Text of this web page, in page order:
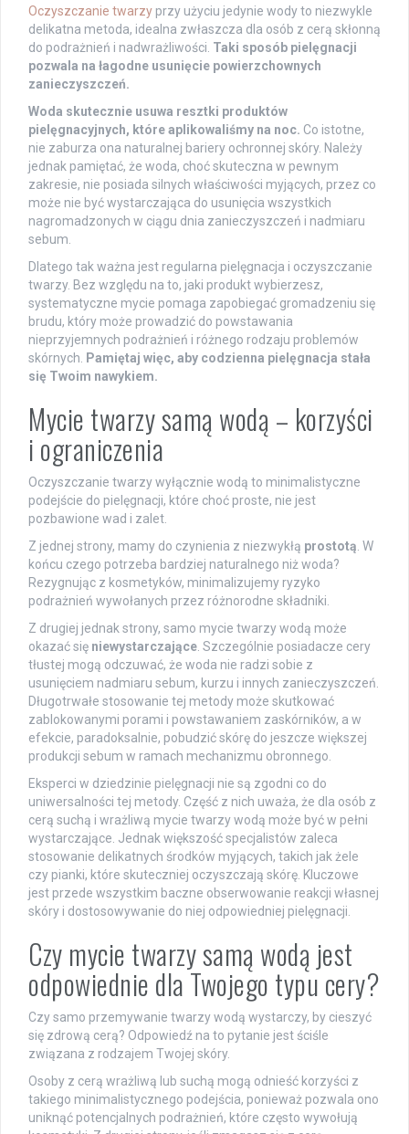
Oczyszczanie twarzy przy użyciu jedynie wody to niezwykle
delikatna metoda, idealna zwłaszcza dla osób z cerą skłonną
do podrażnień i nadwrażliwości. Taki sposób pielęgnacji
pozwala na łagodne usunięcie powierzchownych
zanieczyszczeń.
Woda skutecznie usuwa resztki produktów
pielęgnacyjnych, które aplikowaliśmy na noc. Co istotne,
nie zaburza ona naturalnej bariery ochronnej skóry. Należy
jednak pamiętać, że woda, choć skuteczna w pewnym
zakresie, nie posiada silnych właściwości myjących, przez co
może nie być wystarczająca do usunięcia wszystkich
nagromadzonych w ciągu dnia zanieczyszczeń i nadmiaru
sebum.
Dlatego tak ważna jest regularna pielęgnacja i oczyszczanie
twarzy. Bez względu na to, jaki produkt wybierzesz,
systematyczne mycie pomaga zapobiegać gromadzeniu się
brudu, który może prowadzić do powstawania
nieprzyjemnych podrażnień i różnego rodzaju problemów
skórnych.
Pamiętaj więc, aby codzienna pielęgnacja stała
się Twoim nawykiem.
Mycie twarzy samą wodą – korzyści
i ograniczenia
Oczyszczanie twarzy wyłącznie wodą to minimalistyczne
podejście do pielęgnacji, które choć proste, nie jest
pozbawione wad i zalet.
Z jednej strony, mamy do czynienia z niezwykłą prostotą . W
końcu czego potrzeba bardziej naturalnego niż woda?
Rezygnując z kosmetyków, minimalizujemy ryzyko
podrażnień wywołanych przez różnorodne składniki.
Z drugiej jednak strony, samo mycie twarzy wodą może
okazać się niewystarczające . Szczególnie posiadacze cery
tłustej mogą odczuwać, że woda nie radzi sobie z
usunięciem nadmiaru sebum, kurzu i innych zanieczyszczeń.
Długotrwałe stosowanie tej metody może skutkować
zablokowanymi porami i powstawaniem zaskórników, a w
efekcie, paradoksalnie, pobudzić skórę do jeszcze większej
produkcji sebum w ramach mechanizmu obronnego.
Eksperci w dziedzinie pielęgnacji nie są zgodni co do
uniwersalności tej metody. Część z nich uważa, że dla osób z
cerą suchą i wrażliwą mycie twarzy wodą może być w pełni
wystarczające. Jednak większość specjalistów zaleca
stosowanie delikatnych środków myjących, takich jak żele
czy pianki, które skuteczniej oczyszczają skórę. Kluczowe
jest przede wszystkim baczne obserwowanie reakcji własnej
skóry i dostosowywanie do niej odpowiedniej pielęgnacji.
Czy mycie twarzy samą wodą jest
odpowiednie dla Twojego typu cery?
Czy samo przemywanie twarzy wodą wystarczy, by cieszyć
się zdrową cerą? Odpowiedź na to pytanie jest ściśle
związana z rodzajem Twojej skóry.
Osoby z cerą wrażliwą lub suchą mogą odnieść korzyści z
takiego minimalistycznego podejścia, ponieważ pozwala ono
uniknąć potencjalnych podrażnień, które często wywołują